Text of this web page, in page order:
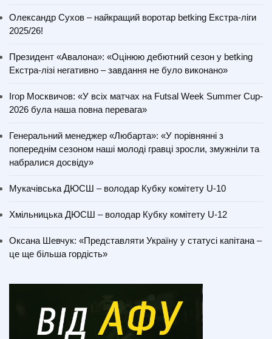
Олександр Сухов – найкращий воротар betking Екстра-ліги
2025/26!
Президент «Авалона»: «Оцінюю дебютний сезон у betking
Екстра-лізі негативно – завдання не було виконано»
Ігор Москвичов: «У всіх матчах на Futsal Week Summer Cup-
2026 була наша повна перевага»
Генеральний менеджер «Любарта»: «У порівнянні з
попереднім сезоном наші молоді гравці зросли, змужніли та
набралися досвіду»
Мукачівська ДЮСШ – володар Кубку комітету U-10
Хмільницька ДЮСШ – володар Кубку комітету U-12
Оксана Шевчук: «Представляти Україну у статусі капітана –
це ще більша гордість»